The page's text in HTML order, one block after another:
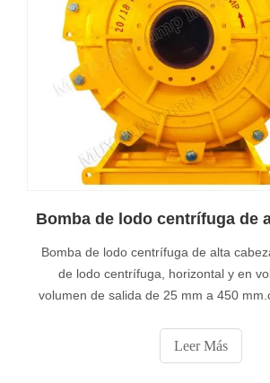
Bomba de lodo centrífuga de
Bomba de lodo centrífuga de alta
de lodo centrífuga, horizontal y en
volumen de salida de 25 mm a 450
o junta de goma reemplazables y
El impulsor está hecho de
Leer Más